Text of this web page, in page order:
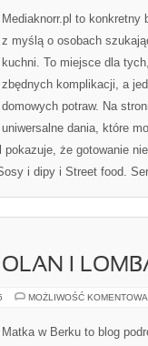
Mediaknorr.pl to konkretny
z myślą o osobach
kuchni. To miejsce dla
zbędnych komplikacji, a
domowych potraw. Na
uniwersalne dania, które
pokazuje, że gotowanie
i dipy i Street food.
I
MOŻLIWOŚĆ
Matka w Berku to blog